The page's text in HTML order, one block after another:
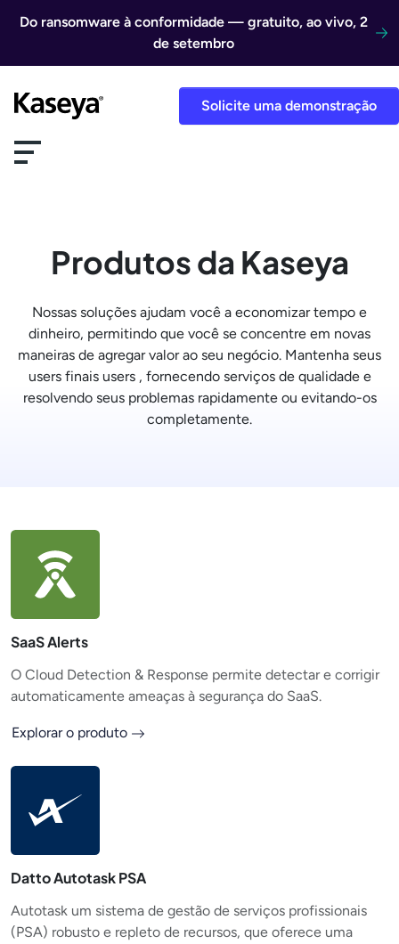
Do ransomware à conformidade — gratuito, ao vivo, 2
de setembro
Solicite uma demonstração
Produtos da Kaseya
Nossas soluções ajudam você a economizar tempo e
dinheiro, permitindo que você se concentre em novas
maneiras de agregar valor ao seu negócio. Mantenha seus
users finais users , fornecendo serviços de qualidade e
resolvendo seus problemas rapidamente ou evitando-os
completamente.
SaaS Alerts
O Cloud Detection & Response permite detectar e corrigir
automaticamente ameaças à segurança do SaaS.
Explorar o produto
Datto Autotask PSA
Autotask um sistema de gestão de serviços profissionais
(PSA) robusto e repleto de recursos, que oferece uma